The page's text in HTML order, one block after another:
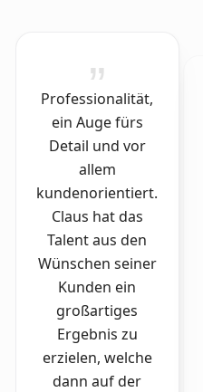
Professionalität,
ein Auge fürs
Detail und vor
allem
kundenorientiert.
Claus hat das
Talent aus den
Wünschen seiner
Kunden ein
großartiges
Ergebnis zu
erzielen, welche
dann auf der